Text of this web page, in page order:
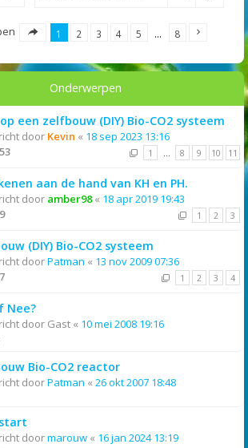
1 2 3 4 5 … 8
Onderwerpen
een zelfbouw (DIY) Bio-CO2 systeem
door Kevin « 18 sep 2023 13:16
1 … 8 9 10 11
aan de hand van KH en PH.
door amber98« 18 apr 2019 19:43
1 2 3
(DIY) Bio-CO2 systeem
doorPatman « 13 nov 2009 07:36
1 2 3 4
Nee?
door Gast « 10 mei 2008 19:16
Bio-CO2 reactor
doorPatman « 26 okt 2007 18:48
doormarouw « 16 jan 2024 13:19